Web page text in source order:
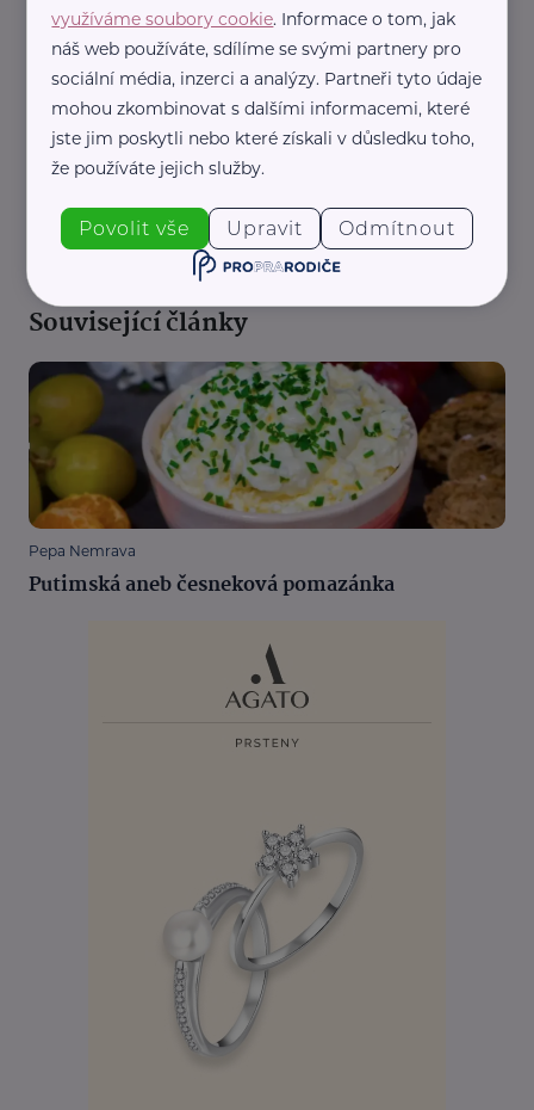
Související články
Pepa Nemrava
Putimská aneb česneková pomazánka
využíváme soubory cookie. Informace o tom, jak
náš web používáte, sdílíme se svými partnery pro
sociální média, inzerci a analýzy. Partneři tyto údaje
mohou zkombinovat s dalšími informacemi, které
jste jim poskytli nebo které získali v důsledku toho,
že používáte jejich služby.
Povolit vše Upravit Odmítnout